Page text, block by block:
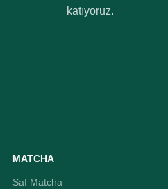
katıyoruz.
MATCHA
Saf Matcha